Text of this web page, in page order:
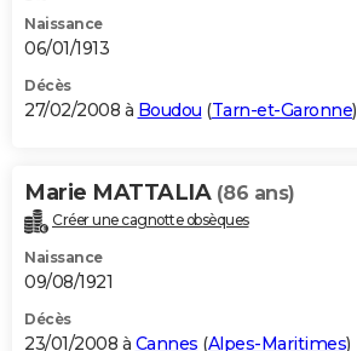
Naissance
06/01/1913
Décès
27/02/2008 à Boudou (Tarn-et-Garonne)
Marie MATTALIA (86 ans)
Créer une cagnotte obsèques
Naissance
09/08/1921
Décès
23/01/2008 à Cannes (Alpes-Maritimes)